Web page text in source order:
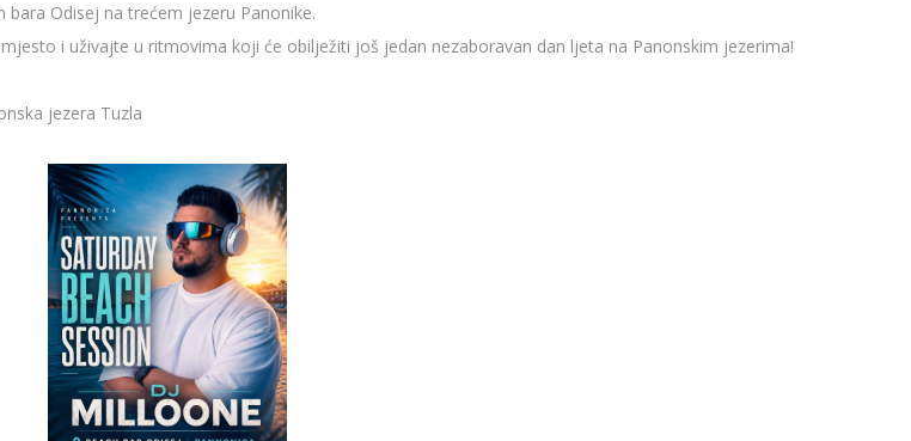
Odisej na trećem jezeru Panonike.
i uživajte u ritmovima koji će obilježiti još jedan nezaboravan dan ljeta na Panonskim jezerima!
jezera Tuzla